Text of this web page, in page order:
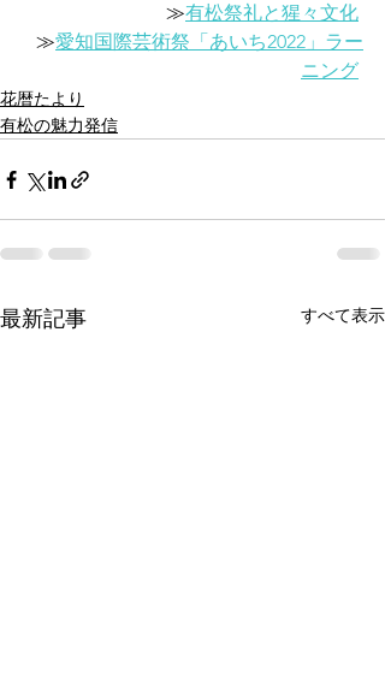
≫有松祭礼と猩々文化
≫愛知国際芸術祭「あいち2022」ラー
ニング
花暦たより
有松の魅力発信
最新記事 すべて表示